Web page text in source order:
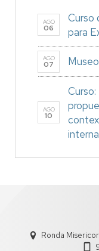
AGO
06
Curso
para
AGO
07
AGO
10
Ronda